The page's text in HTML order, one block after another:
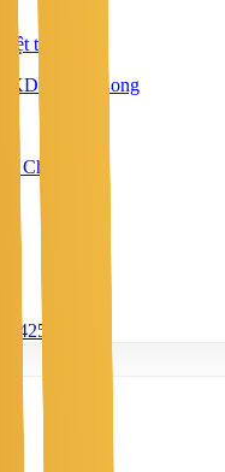
Biệt thự
KDC Nam Long
Chí Minh
1.425